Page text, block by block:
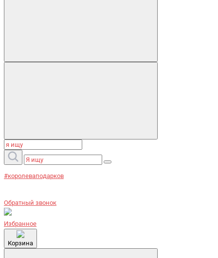
#королеваподарков
Обратный звонок
Избранное
Корзина